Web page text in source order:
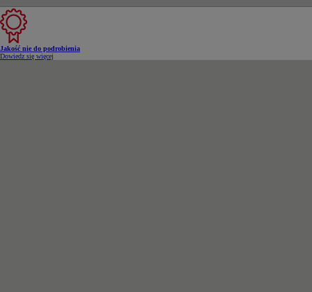
Jakość nie do podrobienia
Dowiedz się więcej